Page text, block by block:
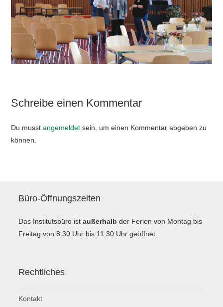
Schreibe einen Kommentar
Du musstangemeldet sein, um einen Kommentar abgeben zu
können.
Büro-Öffnungszeiten
Das Institutsbüro istaußerhalb der Ferien von Montag bis
Freitag von 8.30 Uhr bis 11.30 Uhr geöffnet.
Rechtliches
Kontakt